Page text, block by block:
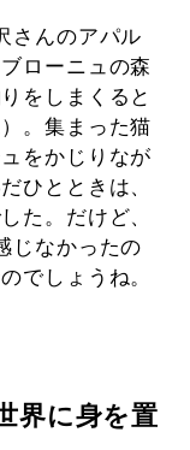
さんのアパル
ローニュの森
をしまくると
。集まった猫
をかじりなが
ひとときは、
た。だけど、
じなかったの
でしょうね。
界に身を置